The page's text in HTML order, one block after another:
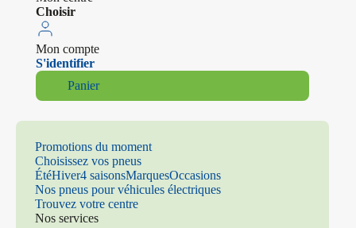
Choisir
Mon compte
S'identifier
Panier
Promotions du moment
Choisissez vos pneus
ÉtéHiver4 saisonsMarquesOccasions
Nos pneus pour véhicules électriques
Trouvez votre centre
Nos services